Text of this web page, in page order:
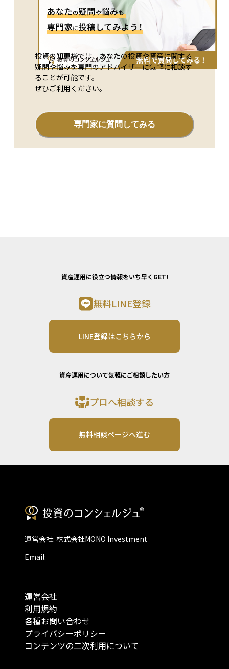
投資の知恵袋では、あなたの投資や資産に関する
疑問や悩みを専門のアドバイザーに気軽に相談す
ることが可能です。
ぜひご利用ください。
専門家に質問してみる
資産運用に役立つ情報をいち早くGET!
無料LINE登録
LINE登録はこちらから
資産運用について気軽にご相談したい方
プロへ相談する
無料相談ページへ進む
運営会社: 株式会社MONO Investment
Email:
運営会社
利用規約
各種お問い合わせ
プライバシーポリシー
コンテンツの二次利用について